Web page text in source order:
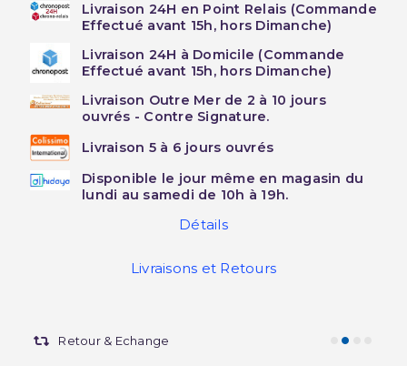
Livraison 24H en Point Relais (Commande
Effectué avant 15h, hors Dimanche)
Livraison 24H à Domicile (Commande
Effectué avant 15h, hors Dimanche)
Livraison Outre Mer de 2 à 10 jours
ouvrés - Contre Signature.
Livraison 5 à 6 jours ouvrés
Disponible le jour même en magasin du
lundi au samedi de 10h à 19h.
Détails
Livraisons et Retours
Retour & Echange